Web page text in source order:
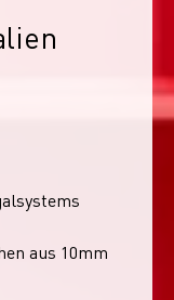
aus 10mm